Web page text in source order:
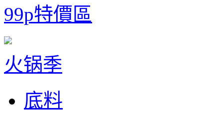
99p特價區
火锅季
底料